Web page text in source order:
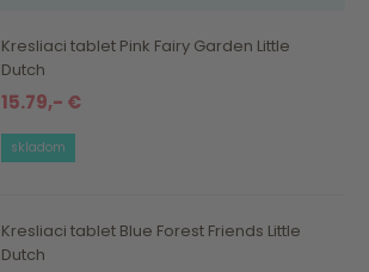
Kresliaci tablet Pink Fairy Garden Little
Dutch
15.79,- €
skladom
Kresliaci tablet Blue Forest Friends Little
Dutch